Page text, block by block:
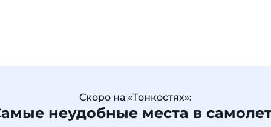
Скоро на «Тонкостях»:
неудобные места в